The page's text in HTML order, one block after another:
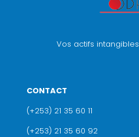
Vos actifs
CONTACT
(+253) 21 35 60 11
(+253) 21 35 60 92